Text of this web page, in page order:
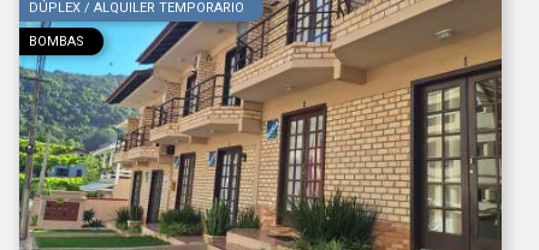
DÚPLEX / ALQUILER TEMPORARIO
BOMBAS